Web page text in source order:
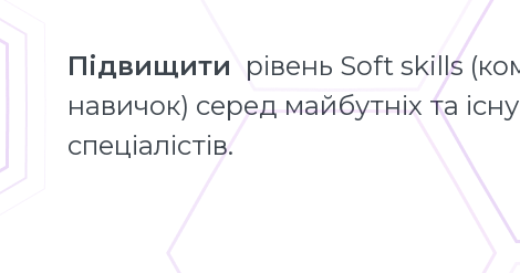
Підвищити рівень Soft skills
навичок) серед майбутніх та
спеціалістів.